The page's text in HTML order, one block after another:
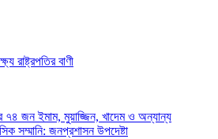
রাষ্ট্রপতির বাণী
৭৪ জন ইমাম, মুয়াজ্জিন, খাদেম ও অন্যান্য
সম্মানি: জনপ্রশাসন উপদেষ্টা